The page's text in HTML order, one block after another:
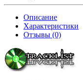
Описание
Характеристики
Отзывы (0)